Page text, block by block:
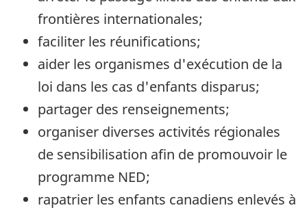
frontières internationales;
faciliter les réunifications;
aider les organismes d'exécution de la
loi dans les cas d'enfants disparus;
partager des renseignements;
organiser diverses activités régionales
de sensibilisation afin de promouvoir le
programme NED;
rapatrier les enfants canadiens enlevés à